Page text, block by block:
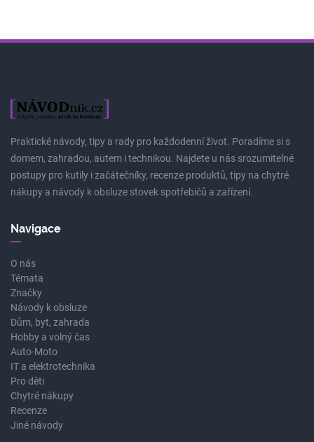
Praktické návody, tipy a rady pro každodenní život. Poradíme si s
domem, zahradou, autem i technikou. Najdete u nás srozumitelné
postupy pro kutily i začátečníky, recenze produktů, tipy na chytré
nákupy a návody k obsluze stovek spotřebičů a zařízení.
Navigace
O nás
Témata
Značky
Návody k obsluze
Dům, byt, zahrada
Hobby a volný čas
Auto-Moto
IT a elektrotechnika
Pro děti
Chytré nákupy
Recenze
Jiné návody